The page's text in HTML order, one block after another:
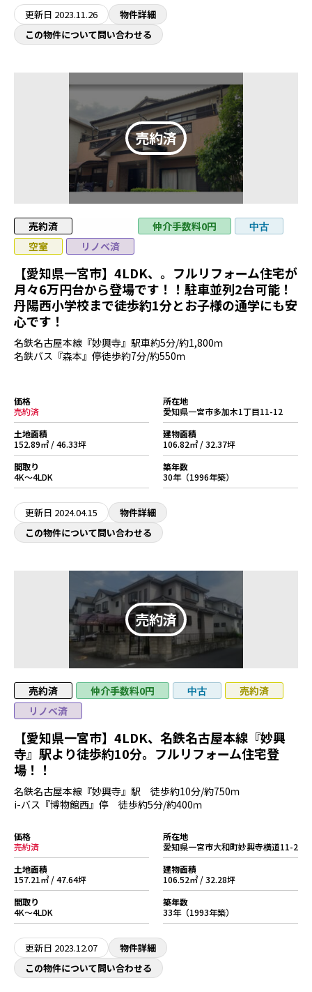
更新日 2023.11.26
物件詳細
この物件について問い合わせる
売約済 仲介手数料0円 中古
空室 リノベ済
【愛知県一宮市】4LDK、。フルリフォーム住宅が
月々6万円台から登場です！！駐車並列2台可能！
丹陽西小学校まで徒歩約1分とお子様の通学にも安
心です！
名鉄名古屋本線『妙興寺』駅車約5分/約1,800ｍ
名鉄バス『森本』停徒歩約7分/約550ｍ
価格
売約済
所在地
愛知県一宮市多加木1丁目11-12
土地面積
152.89㎡ / 46.33坪
建物面積
106.82㎡ / 32.37坪
間取り
4K～4LDK
築年数
30年（1996年築）
更新日 2024.04.15
物件詳細
この物件について問い合わせる
売約済 仲介手数料0円 中古
売約済
リノベ済
【愛知県一宮市】4LDK、名鉄名古屋本線『妙興
寺』駅より徒歩約10分。フルリフォーム住宅登
場！！
名鉄名古屋本線『妙興寺』駅 徒歩約10分/約750ｍ
i-バス『博物館西』停 徒歩約5分/約400ｍ
価格
売約済
所在地
愛知県一宮市大和町妙興寺横道11-2
土地面積
157.21㎡ / 47.64坪
建物面積
106.52㎡ / 32.28坪
間取り
4K～4LDK
築年数
33年（1993年築）
更新日 2023.12.07
物件詳細
この物件について問い合わせる